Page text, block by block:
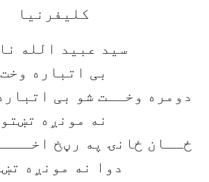
کلیفرنیا
سید عبید الله
بی اتباره وخت
دومره وخــت شو بی
نه مونږه تښتو
ځــان ځانۍ په رڼخ
دوا نه مونږه